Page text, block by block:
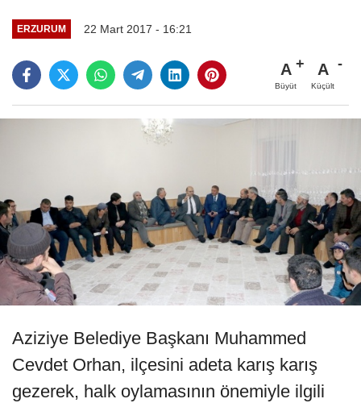
ERZURUM 22 Mart 2017 - 16:21
A
Büyüt
A
Küçült
Aziziye Belediye Başkanı Muhammed
Cevdet Orhan, ilçesini adeta karış karış
gezerek, halk oylamasının önemiyle ilgili